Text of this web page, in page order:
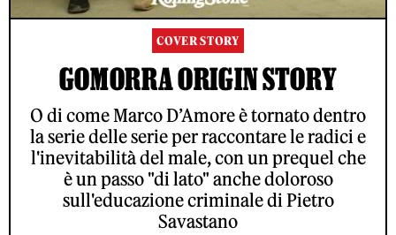
COVER STORY
GOMORRA ORIGIN STORY
O di come Marco D’Amore è tornato dentro
la serie delle serie per raccontare le radici e
l'inevitabilità del male, con un prequel che
è un passo "di lato" anche doloroso
sull'educazione criminale di Pietro
Savastano